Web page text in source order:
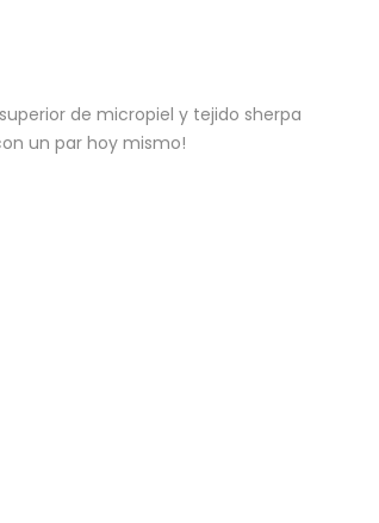
de micropiel y tejido sherpa
un par hoy mismo!